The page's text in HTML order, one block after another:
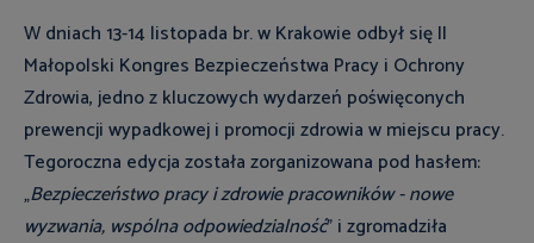
W dniach 13-14 listopada br. w Krakowie odbył się II
Małopolski Kongres Bezpieczeństwa Pracy i Ochrony
Zdrowia, jedno z kluczowych wydarzeń poświęconych
prewencji wypadkowej i promocji zdrowia w miejscu pracy.
Tegoroczna edycja została zorganizowana pod hasłem:
„Bezpieczeństwo pracy i zdrowie pracowników - nowe
wyzwania, wspólna odpowiedzialność” i zgromadziła